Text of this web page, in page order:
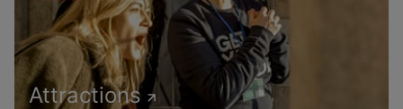
Attractions